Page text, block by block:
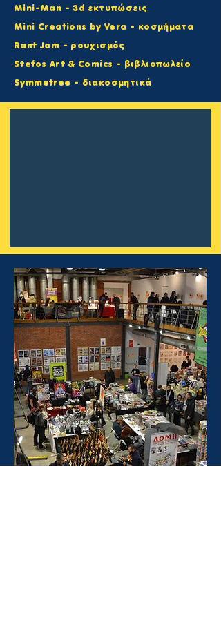
Mini-Man - 3d εκτυπώσεις
Mini Creations by Vera - κοσμήματα
Rant Jam - ρουχισμός
Stefos Art & Comics - βιβλιοπωλείο
Symmetree - διακοσμητικά